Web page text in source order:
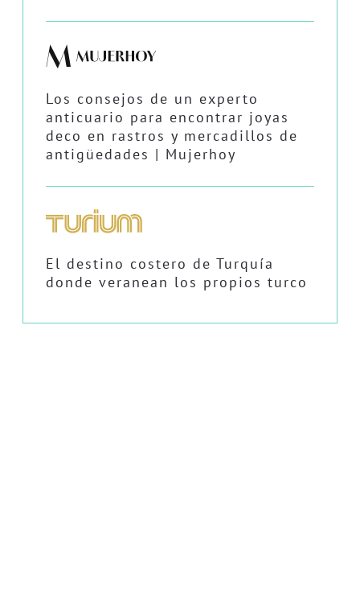
Los consejos de un experto
anticuario para encontrar joyas
deco en rastros y mercadillos de
antigüedades | Mujerhoy
El destino costero de Turquía
donde veranean los propios turco